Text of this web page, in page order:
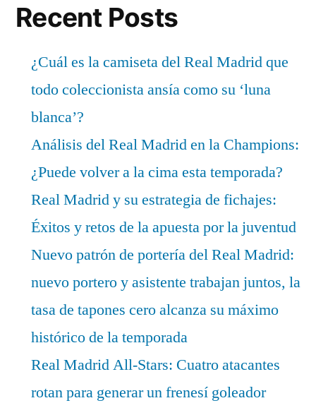
Recent Posts
¿Cuál es la camiseta del Real Madrid que
todo coleccionista ansía como su ‘luna
blanca’?
Análisis del Real Madrid en la Champions:
¿Puede volver a la cima esta temporada?
Real Madrid y su estrategia de fichajes:
Éxitos y retos de la apuesta por la juventud
Nuevo patrón de portería del Real Madrid:
nuevo portero y asistente trabajan juntos, la
tasa de tapones cero alcanza su máximo
histórico de la temporada
Real Madrid All-Stars: Cuatro atacantes
rotan para generar un frenesí goleador